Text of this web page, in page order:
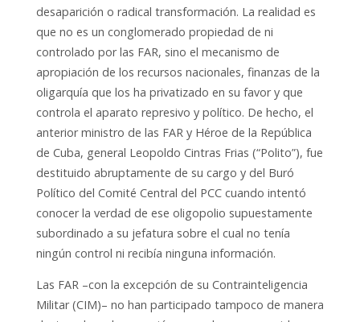
desaparición o radical transformación. La realidad es
que no es un conglomerado propiedad de ni
controlado por las FAR, sino el mecanismo de
apropiación de los recursos nacionales, finanzas de la
oligarquía que los ha privatizado en su favor y que
controla el aparato represivo y político. De hecho, el
anterior ministro de las FAR y Héroe de la República
de Cuba, general Leopoldo Cintras Frias (“Polito”), fue
destituido abruptamente de su cargo y del Buró
Político del Comité Central del PCC cuando intentó
conocer la verdad de ese oligopolio supuestamente
subordinado a su jefatura sobre el cual no tenía
ningún control ni recibía ninguna información.
Las FAR –con la excepción de su Contrainteligencia
Militar (CIM)– no han participado tampoco de manera